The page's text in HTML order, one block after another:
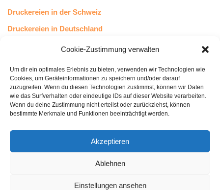
Cookie-Zustimmung verwalten
Um dir ein optimales Erlebnis zu bieten, verwenden wir Technologien wie
Cookies, um Geräteinformationen zu speichern und/oder darauf
zuzugreifen. Wenn du diesen Technologien zustimmst, können wir Daten
wie das Surfverhalten oder eindeutige IDs auf dieser Website verarbeiten.
Wenn du deine Zustimmung nicht erteilst oder zurückziehst, können
bestimmte Merkmale und Funktionen beeinträchtigt werden.
Akzeptieren
Ablehnen
Einstellungen ansehen
Druckereien in der Schweiz
Druckereien in Deutschland
Druckereien in Österreich
Kundenstimmen
43Leserstimmen